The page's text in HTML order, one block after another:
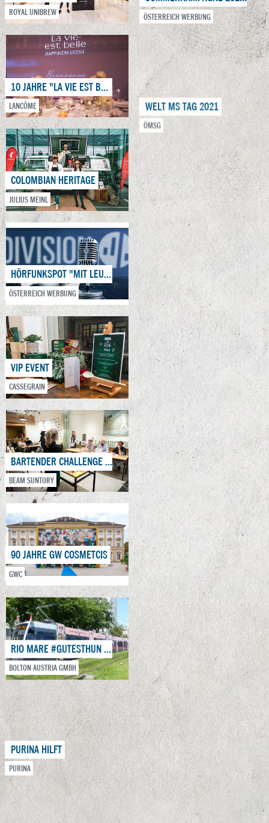
ROYAL UNIBREW
10 JAHRE "LA VIE EST BELLE"
LANCÔME
COLOMBIAN HERITAGE
JULIUS MEINL
HÖRFUNKSPOT "MIT LEUCHTENDEN AUGEN"
ÖSTERREICH WERBUNG
VIP EVENT
CASSEGRAIN
BARTENDER CHALLENGE 2021
BEAM SUNTORY
90 JAHRE GW COSMETCIS
GWC
RIO MARE #GUTESTHUN KAMPAGNE
BOLTON AUSTRIA GMBH
PURINA HILFT
PURINA
ÖSTERREICH WERBUNG
WELT MS TAG 2021
ÖMSG
WERBESPOT
X-MAS SCHAUFENSTER
GERNGROSS
360° KAMPAGNE
ADGAR GALA 2021